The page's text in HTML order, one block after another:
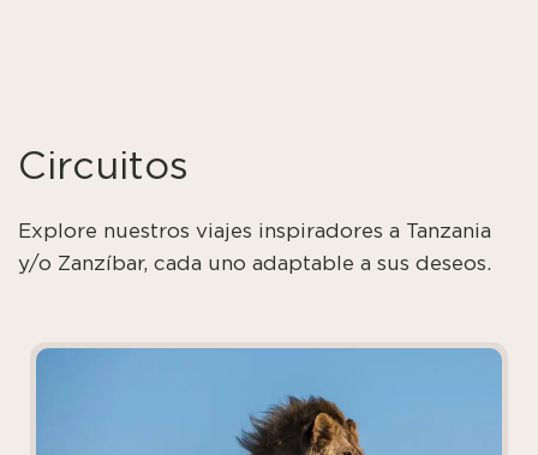
Circuitos
Explore nuestros viajes inspiradores a Tanzania
y/o Zanzíbar, cada uno adaptable a sus deseos.